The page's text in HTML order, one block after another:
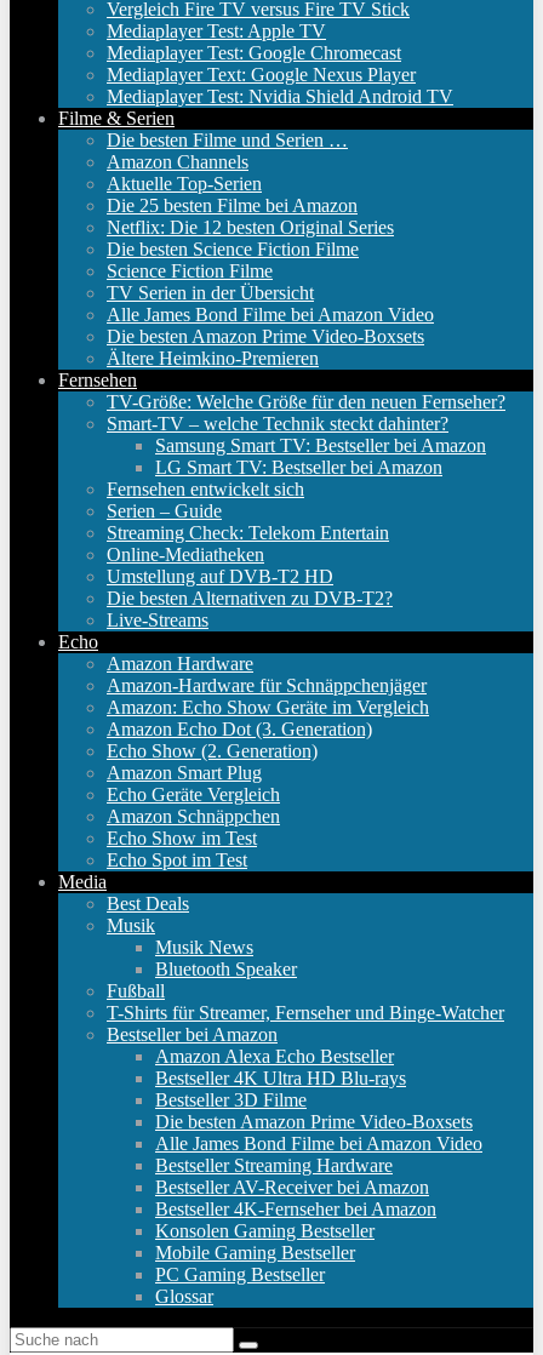
Vergleich Fire TV versus Fire TV Stick
Mediaplayer Test: Apple TV
Mediaplayer Test: Google Chromecast
Mediaplayer Text: Google Nexus Player
Mediaplayer Test: Nvidia Shield Android TV
Filme & Serien
Die besten Filme und Serien …
Amazon Channels
Aktuelle Top-Serien
Die 25 besten Filme bei Amazon
Netflix: Die 12 besten Original Series
Die besten Science Fiction Filme
Science Fiction Filme
TV Serien in der Übersicht
Alle James Bond Filme bei Amazon Video
Die besten Amazon Prime Video-Boxsets
Ältere Heimkino-Premieren
Fernsehen
TV-Größe: Welche Größe für den neuen Fernseher?
Smart-TV – welche Technik steckt dahinter?
Samsung Smart TV: Bestseller bei Amazon
LG Smart TV: Bestseller bei Amazon
Fernsehen entwickelt sich
Serien – Guide
Streaming Check: Telekom Entertain
Online-Mediatheken
Umstellung auf DVB-T2 HD
Die besten Alternativen zu DVB-T2?
Live-Streams
Echo
Amazon Hardware
Amazon-Hardware für Schnäppchenjäger
Amazon: Echo Show Geräte im Vergleich
Amazon Echo Dot (3. Generation)
Echo Show (2. Generation)
Amazon Smart Plug
Echo Geräte Vergleich
Amazon Schnäppchen
Echo Show im Test
Echo Spot im Test
Media
Best Deals
Musik
Musik News
Bluetooth Speaker
Fußball
T-Shirts für Streamer, Fernseher und Binge-Watcher
Bestseller bei Amazon
Amazon Alexa Echo Bestseller
Bestseller 4K Ultra HD Blu-rays
Bestseller 3D Filme
Die besten Amazon Prime Video-Boxsets
Alle James Bond Filme bei Amazon Video
Bestseller Streaming Hardware
Bestseller AV-Receiver bei Amazon
Bestseller 4K-Fernseher bei Amazon
Konsolen Gaming Bestseller
Mobile Gaming Bestseller
PC Gaming Bestseller
Glossar